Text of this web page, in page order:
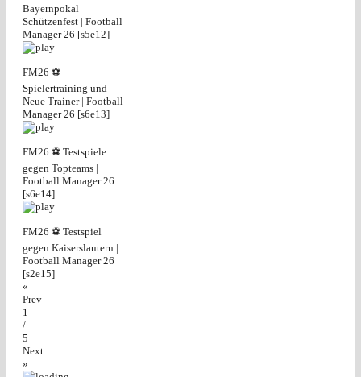
Bayernpokal
Schützenfest | Football
Manager 26 [s5e12]
FM26 ⚽
Spielertraining und
Neue Trainer | Football
Manager 26 [s6e13]
FM26 ⚽ Testspiele
gegen Topteams |
Football Manager 26
[s6e14]
FM26 ⚽ Testspiel
gegen Kaiserslautern |
Football Manager 26
[s2e15]
«
Prev
1
/
5
Next
»